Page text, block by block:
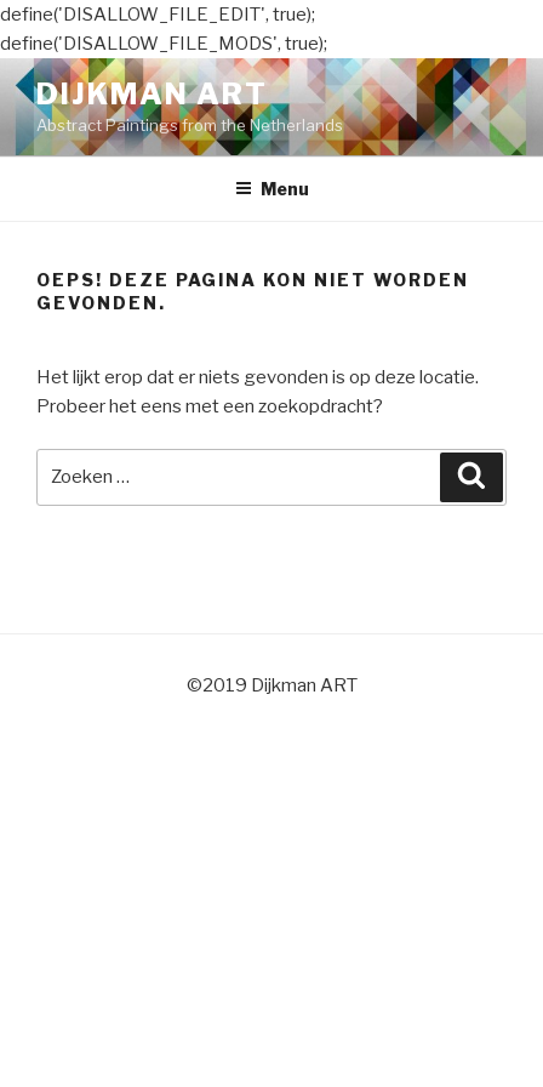
define('DISALLOW_FILE_EDIT', true);
define('DISALLOW_FILE_MODS', true);
Naar
de
inhoud
springen
DIJKMAN ART
Abstract Paintings from the Netherlands
Menu
OEPS! DEZE PAGINA KON NIET WORDEN
GEVONDEN.
Het lijkt erop dat er niets gevonden is op deze locatie.
Probeer het eens met een zoekopdracht?
©2019 Dijkman ART